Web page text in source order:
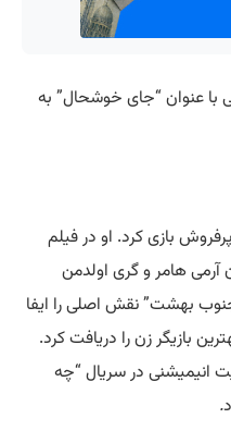
با عنوان “جای خوشحال” به
پرفروش بازی کرد. او در فیلم
آرمی هامر و گری اولدمن
بهشت” نقش اصلی را ایفا
بازیگر زن را دریافت کرد.
انیمیشنی در سریال “چه
.